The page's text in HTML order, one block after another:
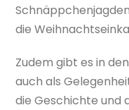
die
Zudem gibt es in
auch als
die Geschichte und